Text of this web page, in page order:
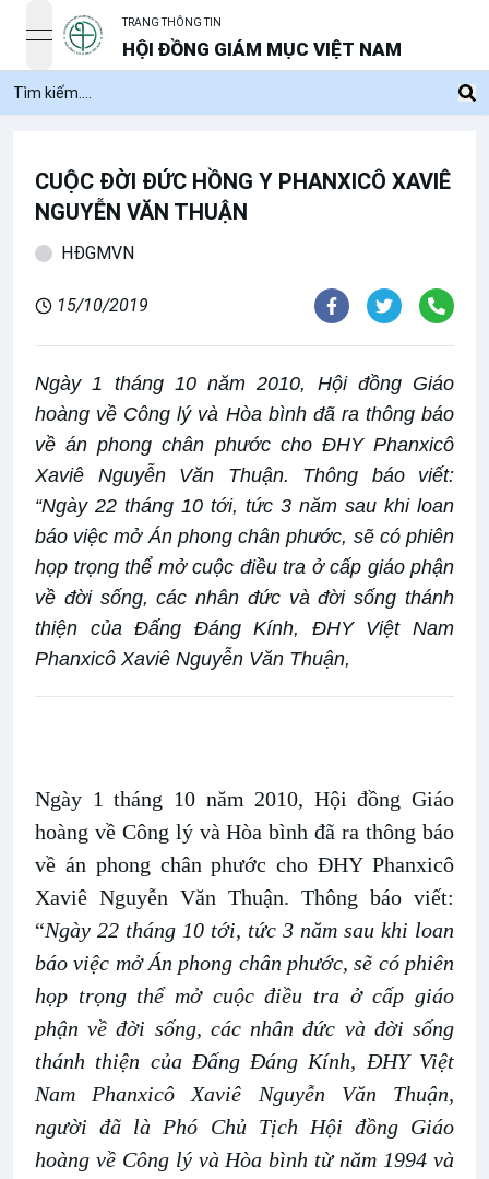
open navigation menu
TRANG THÔNG TIN
HỘI ĐỒNG GIÁM MỤC VIỆT NAM
CUỘC ĐỜI ĐỨC HỒNG Y PHANXICÔ XAVIÊ
NGUYỄN VĂN THUẬN
HĐGMVN
15/10/2019
Ngày 1 tháng 10 năm 2010, Hội đồng Giáo
hoàng về Công lý và Hòa bình đã ra thông báo
về án phong chân phước cho ĐHY Phanxicô
Xaviê Nguyễn Văn Thuận. Thông báo viết:
“Ngày 22 tháng 10 tới, tức 3 năm sau khi loan
báo việc mở Án phong chân phước, sẽ có phiên
họp trọng thể mở cuộc điều tra ở cấp giáo phận
về đời sống, các nhân đức và đời sống thánh
thiện của Đấng Đáng Kính, ĐHY Việt Nam
Phanxicô Xaviê Nguyễn Văn Thuận,
Ngày 1 tháng 10 năm 2010, Hội đồng Giáo
hoàng về Công lý và Hòa bình đã ra thông báo
về án phong chân phước cho ĐHY Phanxicô
Xaviê Nguyễn Văn Thuận. Thông báo viết:
“Ngày 22 tháng 10 tới, tức 3 năm sau khi loan
báo việc mở Án phong chân phước, sẽ có phiên
họp trọng thể mở cuộc điều tra ở cấp giáo
phận về đời sống, các nhân đức và đời sống
thánh thiện của Đấng Đáng Kính, ĐHY Việt
Nam Phanxicô Xaviê Nguyễn Văn Thuận,
người đã là Phó Chủ Tịch Hội đồng Giáo
hoàng về Công lý và Hòa bình từ năm 1994 và